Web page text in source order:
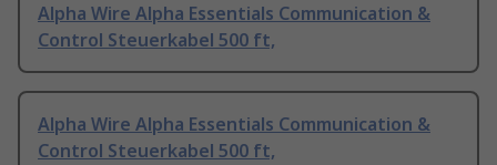
Alpha Wire Alpha Essentials Communication &
Control Steuerkabel 500 ft,
Alpha Wire Alpha Essentials Communication &
Control Steuerkabel 500 ft,